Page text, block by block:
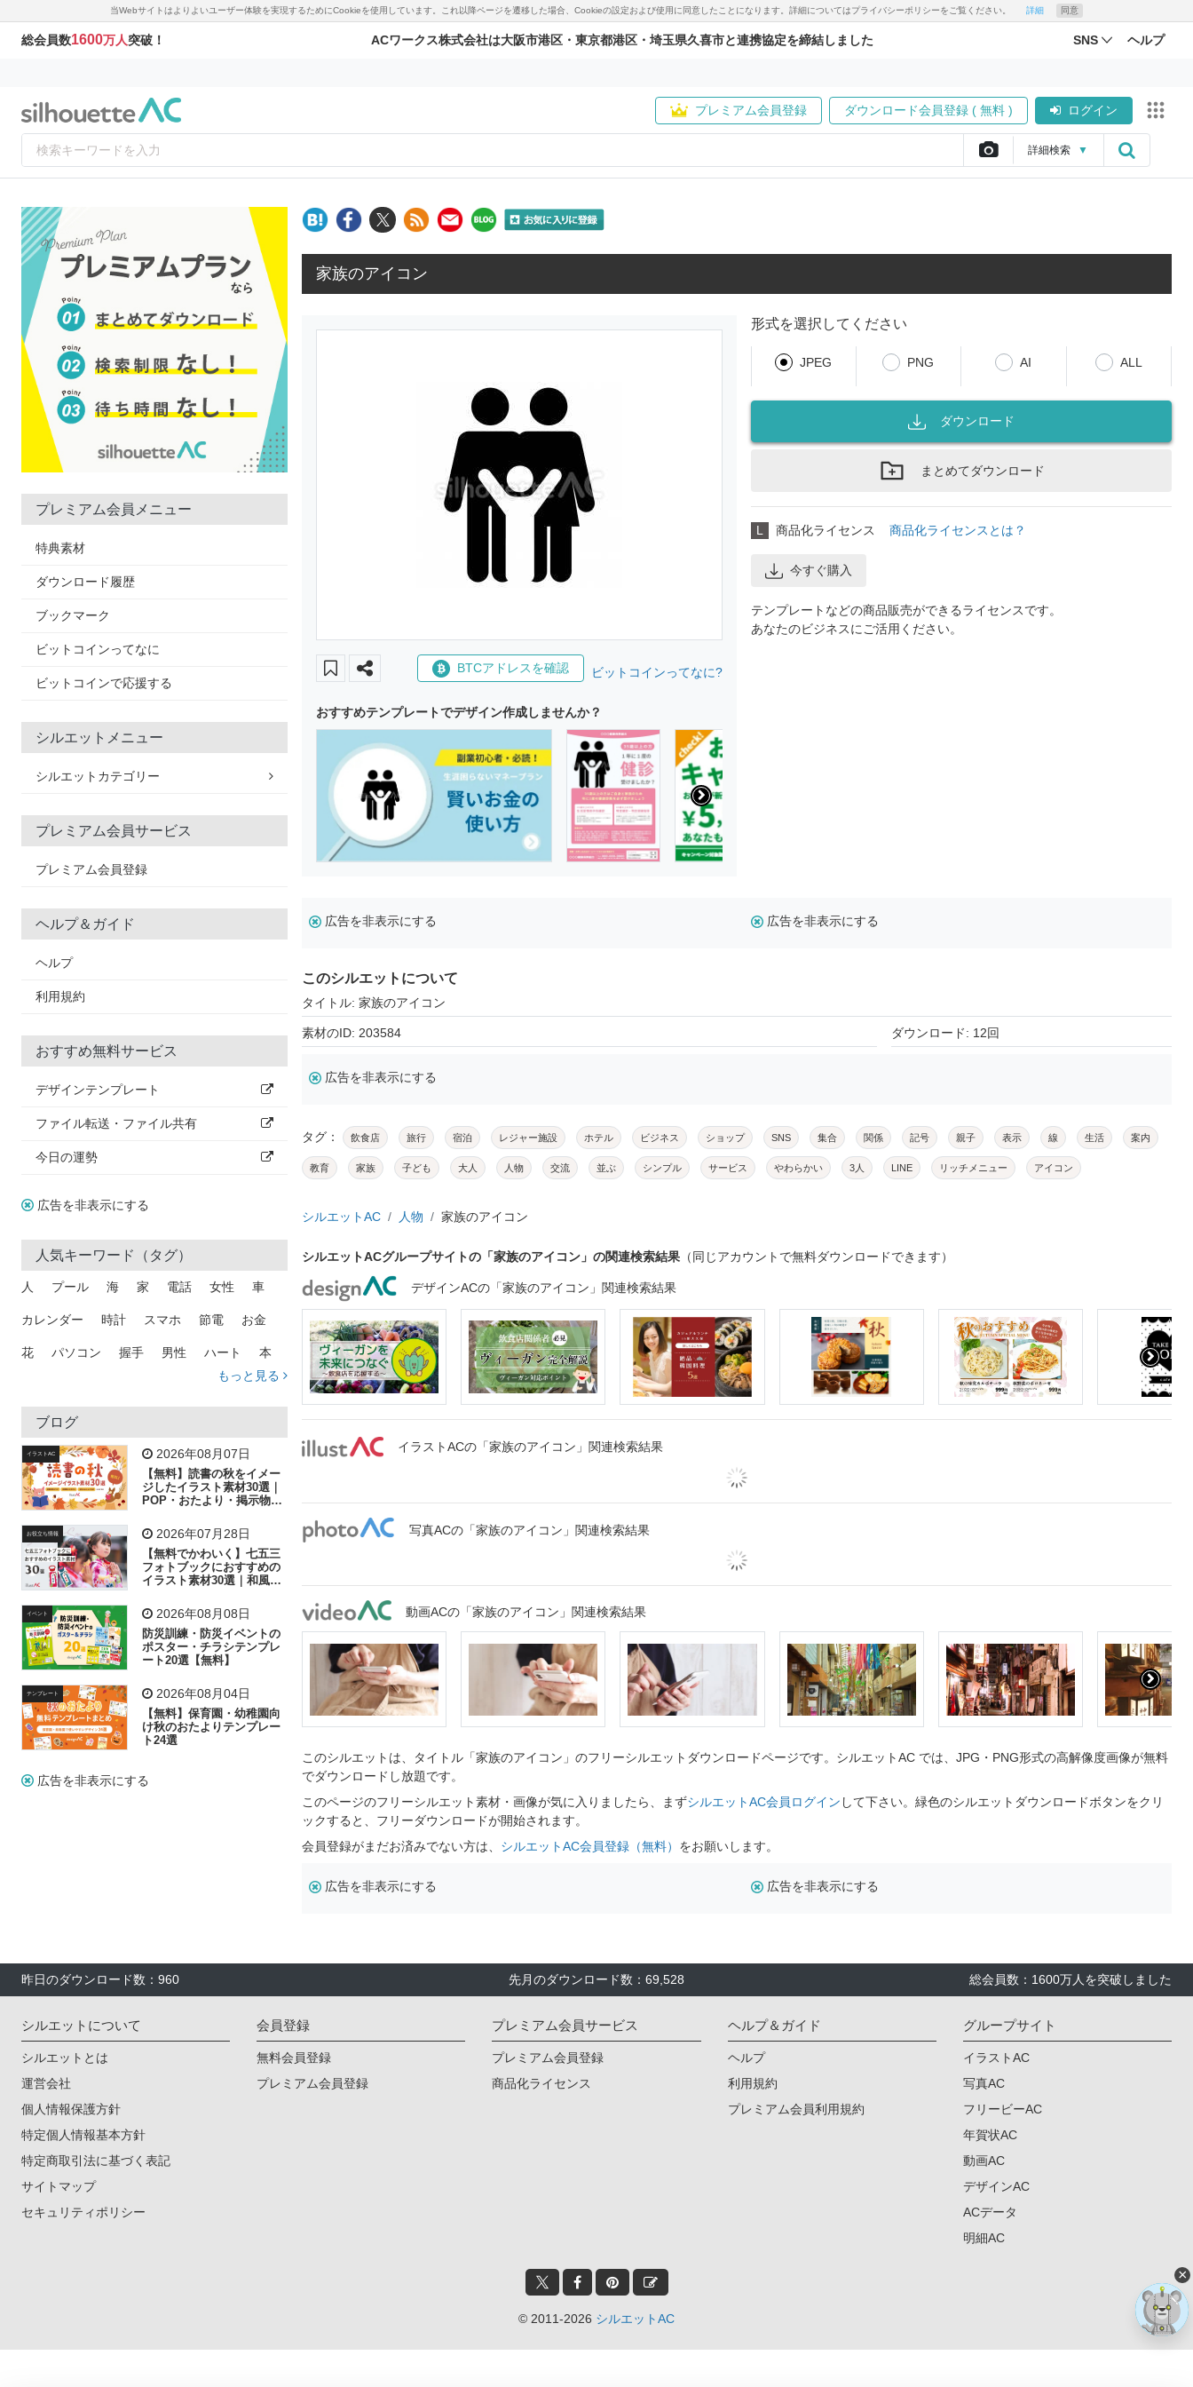
当Webサイトはよりよいユーザー体験を実現するためにCookieを使用しています。これ以降ページを遷移した場合、Cookieの設定および使用に同意したことになります。詳細についてはプライバシーポリシーをご覧ください。 詳細 同意
総会員数1600万人突破！ ACワークス株式会社は大阪市港区・東京都港区・埼玉県久喜市と連携協定を締結しました SNS ヘルプ
プレミアム会員登録 ダウンロード会員登録 ( 無料 ) ログイン
詳細検索 ▼
プレミアム会員メニュー
特典素材
ダウンロード履歴
ブックマーク
ビットコインってなに
ビットコインで応援する
シルエットメニュー
シルエットカテゴリー
プレミアム会員サービス
プレミアム会員登録
ヘルプ＆ガイド
ヘルプ
利用規約
おすすめ無料サービス
デザインテンプレート
ファイル転送・ファイル共有
今日の運勢
広告を非表示にする
人気キーワード（タグ）
人 プール 海 家 電話 女性 車
カレンダー 時計 スマホ 節電 お金
花 パソコン 握手 男性 ハート 本
トラック 木
吹き出し
飛行機 グラフ ビル 魚 家族 書類
歩く 工場 会社 太陽 キラキラ
子供 作業員 葉 相談 ピクトグラム
もっと見る
ブログ
イラストAC 2026年08月07日
【無料】読書の秋をイメー
ジしたイラスト素材30選｜
POP・おたより・掲示物に
お役立ち情報 2026年07月28日
【無料でかわいく】七五三
フォトブックにおすすめの
イラスト素材30選｜和風の
イベント 2026年08月08日
防災訓練・防災イベントの
ポスター・チラシテンプレ
ート20選【無料】
テンプレート 2026年08月04日
【無料】保育園・幼稚園向
け秋のおたよりテンプレー
ト24選
広告を非表示にする
家族のアイコン
BTCアドレスを確認 ビットコインってなに?
おすすめテンプレートでデザイン作成しませんか？
形式を選択してください
JPEG PNG AI ALL
ダウンロード
まとめてダウンロード
L 商品化ライセンス 商品化ライセンスとは？
今すぐ購入
テンプレートなどの商品販売ができるライセンスです。
あなたのビジネスにご活用ください。
広告を非表示にする 広告を非表示にする
このシルエットについて
タイトル: 家族のアイコン
素材のID: 203584 ダウンロード: 12回
広告を非表示にする
タグ： 飲食店 旅行 宿泊 レジャー施設 ホテル ビジネス ショップ SNS 集合 関係 記号 親子 表示 線 生活 案内
教育 家族 子ども 大人 人物 交流 並ぶ シンプル サービス やわらかい 3人 LINE リッチメニュー アイコン
シルエットAC 人物 家族のアイコン
シルエットACグループサイトの「家族のアイコン」の関連検索結果 （同じアカウントで無料ダウンロードできます）
デザインACの「家族のアイコン」関連検索結果
イラストACの「家族のアイコン」関連検索結果
写真ACの「家族のアイコン」関連検索結果
動画ACの「家族のアイコン」関連検索結果
このシルエットは、タイトル「家族のアイコン」のフリーシルエットダウンロードページです。シルエットAC では、JPG・PNG形式の高解像度画像が無料
でダウンロードし放題です。
このページのフリーシルエット素材・画像が気に入りましたら、まずシルエットAC会員ログイン して下さい。緑色のシルエットダウンロードボタンをクリ
ックすると、フリーダウンロードが開始されます。
会員登録がまだお済みでない方は、 シルエットAC会員登録（無料） をお願いします。
広告を非表示にする 広告を非表示にする
昨日のダウンロード数：960 先月のダウンロード数：69,528 総会員数：1600万人を突破しました
シルエットについて
シルエットとは
運営会社
個人情報保護方針
特定個人情報基本方針
特定商取引法に基づく表記
サイトマップ
セキュリティポリシー
会員登録
無料会員登録
プレミアム会員登録
プレミアム会員サービス
プレミアム会員登録
商品化ライセンス
ヘルプ＆ガイド
ヘルプ
利用規約
プレミアム会員利用規約
グループサイト
イラストAC
写真AC
フリービーAC
年賀状AC
動画AC
デザインAC
ACデータ
明細AC
© 2011-2026 シルエットAC
×